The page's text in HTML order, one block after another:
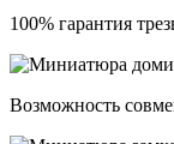
100% гарантия
Возможность